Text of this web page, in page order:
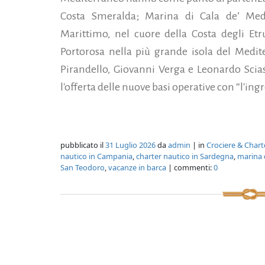
Costa Smeralda; Marina di Cala de’
Marittimo, nel cuore della Costa degli
Portorosa nella più grande isola del
Pirandello, Giovanni Verga e Leonardo
l'offerta delle nuove basi operative con
pubblicato il31 Luglio 2026daadmin | in Crociere &
nautico in Campania,charter nautico in Sardegna, marina
San Teodoro,vacanze in barca | commenti:0